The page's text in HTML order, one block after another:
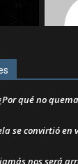
qué no
se convirtió
nos será